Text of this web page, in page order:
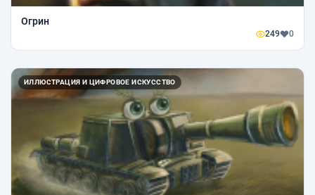
Огрин
249 0
ИЛЛЮСТРАЦИЯ И ЦИФРОВОЕ ИСКУССТВО